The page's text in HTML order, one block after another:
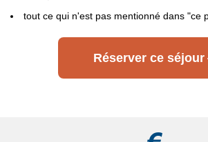
- Grande Bretagne : sur le site du
en
- Etats Unis : sur le site du Service Public
Cliquant ici.
tout ce qui n'est pas mentionné dans "ce
Réserver ce séjour